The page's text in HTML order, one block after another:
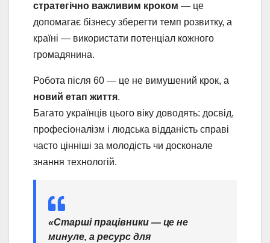
стратегічно важливим кроком — це
допомагає бізнесу зберегти темп розвитку, а
країні — використати потенціал кожного
громадянина.
Робота після 60 — це не вимушений крок, а
новий етап життя.
Багато українців цього віку доводять: досвід,
професіоналізм і людська відданість справі
часто цінніші за молодість чи досконале
знання технологій.
«Старші працівники — це не
минуле, а ресурс для